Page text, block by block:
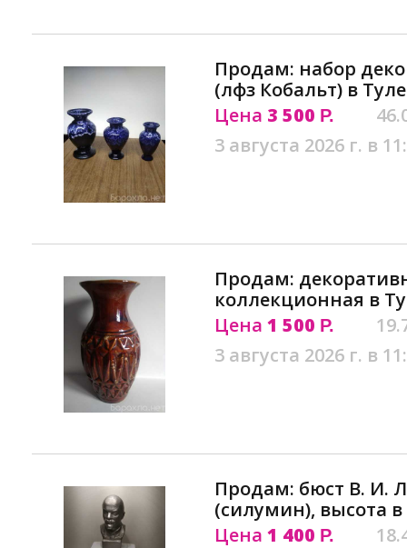
Продам: набор
(лфз Кобальт) в Туле
Цена 3 500 Р.
3 августа 2026 г. в
Продам:
коллекционная в
Цена 1 500 Р.
3 августа 2026 г. в
Продам: бюст В. И.
(силумин), высота в
Цена 1 400 Р.